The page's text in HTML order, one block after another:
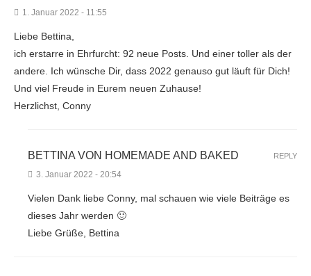
1. Januar 2022 - 11:55
Liebe Bettina,
ich erstarre in Ehrfurcht: 92 neue Posts. Und einer toller als der
andere. Ich wünsche Dir, dass 2022 genauso gut läuft für Dich!
Und viel Freude in Eurem neuen Zuhause!
Herzlichst, Conny
BETTINA VON HOMEMADE AND BAKED
3. Januar 2022 - 20:54
Vielen Dank liebe Conny, mal schauen wie viele Beiträge es
dieses Jahr werden 🙂
Liebe Grüße, Bettina
REPLY